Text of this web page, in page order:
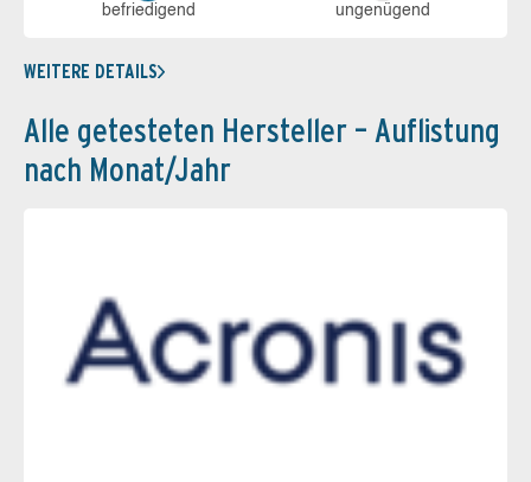
be­frie­di­gend un­ge­nü­gend
WEITERE DETAILS
Alle getesteten Hersteller – Auflistung
nach Monat/Jahr